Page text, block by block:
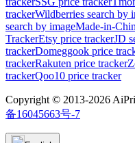
trackerWildberries search by
search by imageMade-in-
TrackerEtsy price trackerJD
trackerDomeggook price
trackerRakuten price tracker
trackerQoo10 price tracker
Copyright © 2013-2026
备16045663号-7